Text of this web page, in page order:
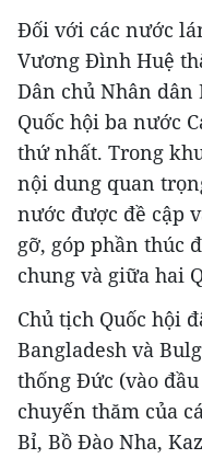
Đối với các nước
Vương Đình Huệ
Dân chủ Nhân dân
Quốc hội ba nước
thứ nhất. Trong
nội dung quan
nước được đề cập
gỡ, góp phần thúc
chung và giữa hai
Chủ tịch Quốc hội
Bangladesh và
thống Đức (vào
chuyến thăm của
Bỉ, Bồ Đào Nha,